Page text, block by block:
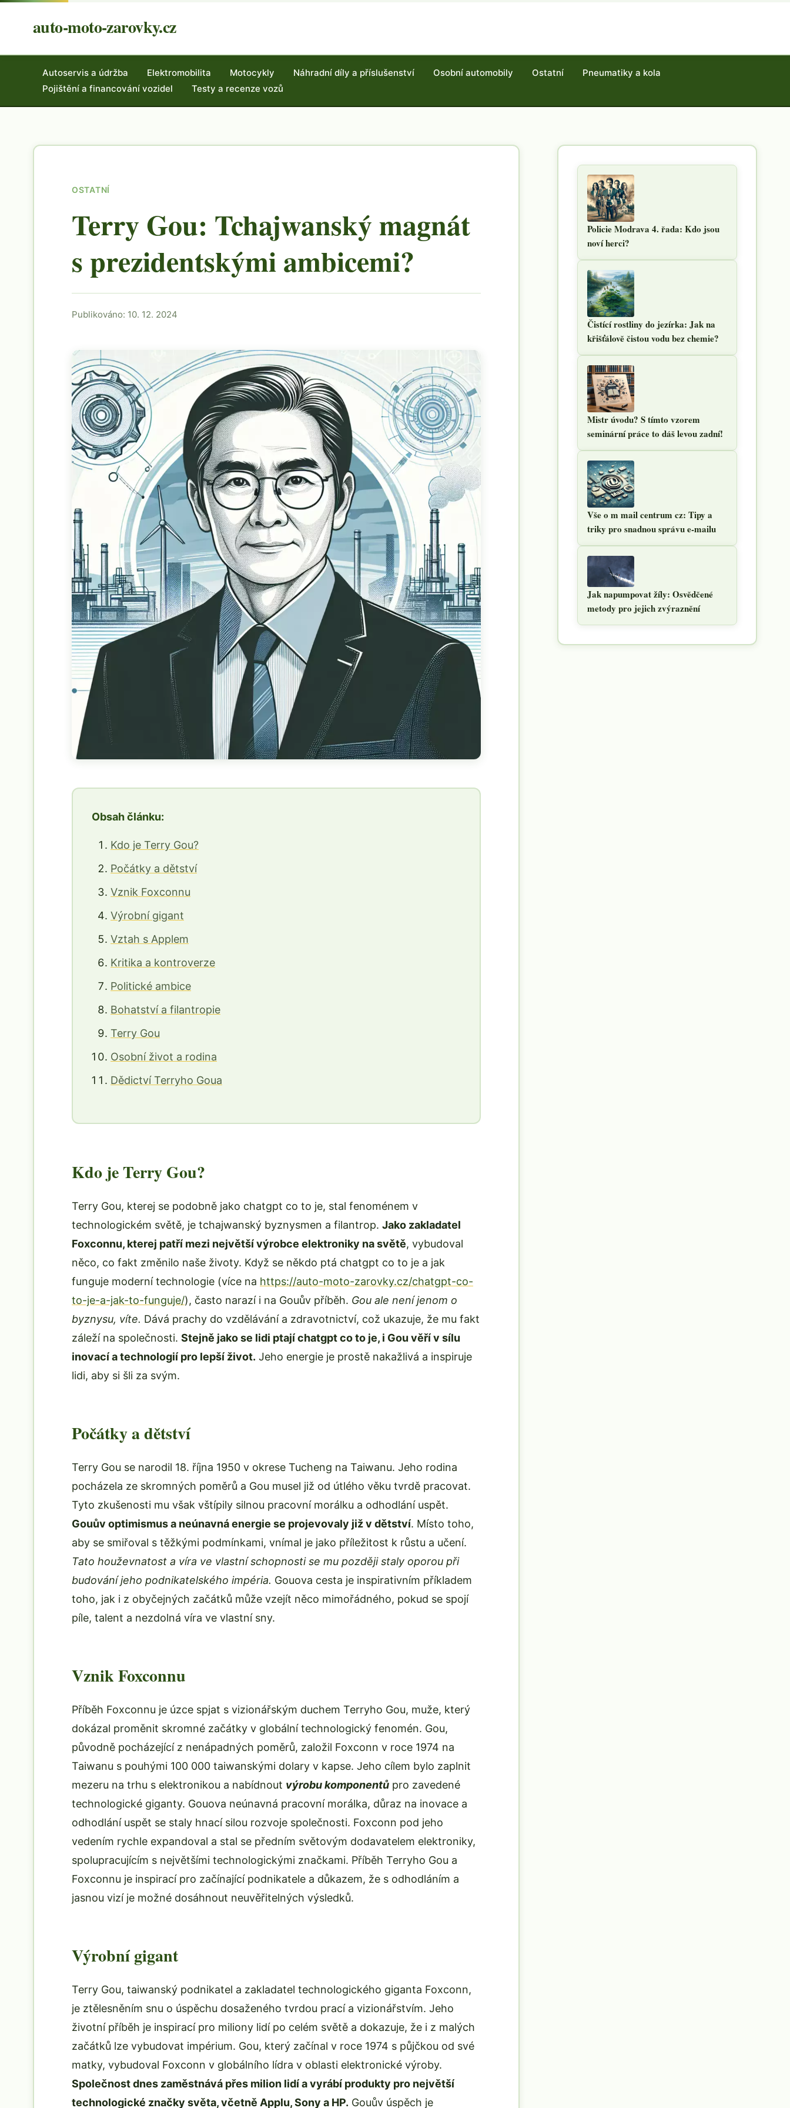
auto-moto-zarovky.cz
Autoservis a údržba Elektromobilita Motocykly Náhradní díly a příslušenství Osobní automobily Ostatní
Pneumatiky a kola
Pojištění a financování vozidel
Testy a recenze vozů
OSTATNÍ
Terry Gou: Tchajwanský magnát
s prezidentskými ambicemi?
Publikováno: 10. 12. 2024
Obsah článku:
Kdo je Terry Gou?
Počátky a dětství
Vznik Foxconnu
Výrobní gigant
Vztah s Applem
Kritika a kontroverze
Politické ambice
Bohatství a filantropie
Terry Gou
Osobní život a rodina
Dědictví Terryho Goua
Kdo je Terry Gou?
Terry Gou, kterej se podobně jako chatgpt co to je, stal fenoménem v
technologickém světě, je tchajwanský byznysmen a filantrop. Jako zakladatel
Foxconnu, kterej patří mezi největší výrobce elektroniky na světě, vybudoval
něco, co fakt změnilo naše životy. Když se někdo ptá chatgpt co to je a jak
funguje moderní technologie (více na https://auto-moto-zarovky.cz/chatgpt-co-
to-je-a-jak-to-funguje/), často narazí i na Gouův příběh. Gou ale není jenom o
byznysu, víte. Dává prachy do vzdělávání a zdravotnictví, což ukazuje, že mu fakt
záleží na společnosti. Stejně jako se lidi ptají chatgpt co to je, i Gou věří v sílu
inovací a technologií pro lepší život. Jeho energie je prostě nakažlivá a inspiruje
lidi, aby si šli za svým.
Počátky a dětství
Terry Gou se narodil 18. října 1950 v okrese Tucheng na Taiwanu. Jeho rodina
pocházela ze skromných poměrů a Gou musel již od útlého věku tvrdě pracovat.
Tyto zkušenosti mu však vštípily silnou pracovní morálku a odhodlání uspět.
Gouův optimismus a neúnavná energie se projevovaly již v dětství. Místo toho,
aby se smiřoval s těžkými podmínkami, vnímal je jako příležitost k růstu a učení.
Tato houževnatost a víra ve vlastní schopnosti se mu později staly oporou při
budování jeho podnikatelského impéria. Gouova cesta je inspirativním příkladem
toho, jak i z obyčejných začátků může vzejít něco mimořádného, pokud se spojí
píle, talent a nezdolná víra ve vlastní sny.
Vznik Foxconnu
Příběh Foxconnu je úzce spjat s vizionářským duchem Terryho Gou, muže, který
dokázal proměnit skromné začátky v globální technologický fenomén. Gou,
původně pocházející z nenápadných poměrů, založil Foxconn v roce 1974 na
Taiwanu s pouhými 100 000 taiwanskými dolary v kapse. Jeho cílem bylo zaplnit
mezeru na trhu s elektronikou a nabídnout výrobu komponentů pro zavedené
technologické giganty. Gouova neúnavná pracovní morálka, důraz na inovace a
odhodlání uspět se staly hnací silou rozvoje společnosti. Foxconn pod jeho
vedením rychle expandoval a stal se předním světovým dodavatelem elektroniky,
spolupracujícím s největšími technologickými značkami. Příběh Terryho Gou a
Foxconnu je inspirací pro začínající podnikatele a důkazem, že s odhodláním a
jasnou vizí je možné dosáhnout neuvěřitelných výsledků.
Výrobní gigant
Terry Gou, taiwanský podnikatel a zakladatel technologického giganta Foxconn,
je ztělesněním snu o úspěchu dosaženého tvrdou prací a vizionářstvím. Jeho
životní příběh je inspirací pro miliony lidí po celém světě a dokazuje, že i z malých
začátků lze vybudovat impérium. Gou, který začínal v roce 1974 s půjčkou od své
matky, vybudoval Foxconn v globálního lídra v oblasti elektronické výroby.
Společnost dnes zaměstnává přes milion lidí a vyrábí produkty pro největší
technologické značky světa, včetně Applu, Sony a HP. Gouův úspěch je
Policie Modrava 4. řada: Kdo jsou
noví herci?
Čistící rostliny do jezírka: Jak na
křišťálově čistou vodu bez chemie?
Mistr úvodu? S tímto vzorem
seminární práce to dáš levou zadní!
Vše o m mail centrum cz: Tipy a
triky pro snadnou správu e-mailu
Jak napumpovat žíly: Osvědčené
metody pro jejich zvýraznění